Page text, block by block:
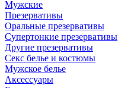
Мужские
Презервативы
Оральные презервативы
Супертонкие презервативы
Другие презервативы
Секс белье и костюмы
Мужское белье
Аксессуары